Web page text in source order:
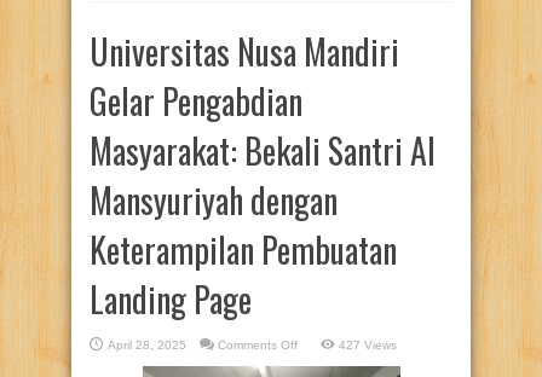
Universitas Nusa Mandiri
Gelar Pengabdian
Masyarakat: Bekali Santri Al
Mansyuriyah dengan
Keterampilan Pembuatan
Landing Page
April 28, 2025 Comments Offon
Nusa
427 Views